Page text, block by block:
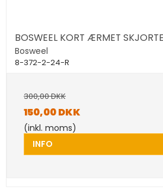
BOSWEEL KORT ÆRMET
Bosweel
8-372-2-24-R
300,00 DKK
150,00 DKK
(inkl. moms)
INFO